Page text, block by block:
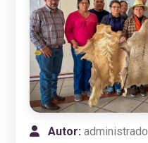
Autor: